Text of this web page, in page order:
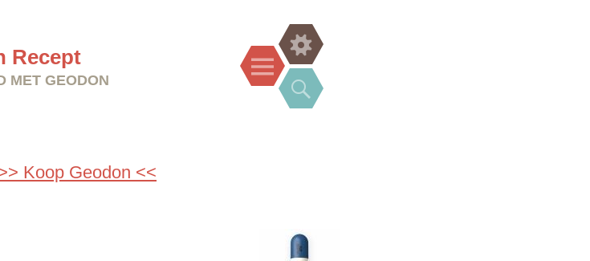
Recept
MET GEODON
Menu
Widgets
Search
Koop Geodon <<